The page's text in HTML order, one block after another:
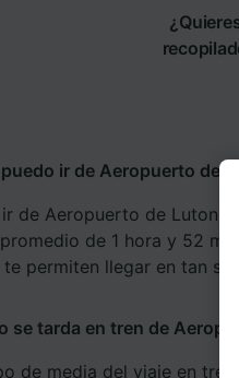
ir de Aeropuerto de
ir de Aeropuerto de Luton
de 1 hora y 52
permiten llegar en tan
se tarda en tren de
de media del viaje en